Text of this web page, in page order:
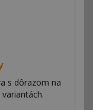
s dôrazom na